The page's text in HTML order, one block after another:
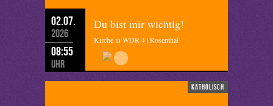
02.07.
2026
08:55
Uhr
Du bist mir wichtig!
Kirche in WDR 4 | Rosenthal
katholisch